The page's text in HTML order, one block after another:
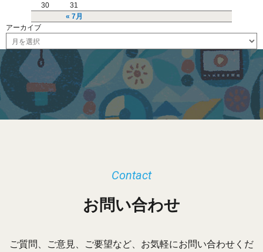
« 7月
30
31
アーカイブ
ー
イ
ブ
お問い合わせ
Contact
ご質問、ご意見、ご要望など、お気軽にお問い合わせくだ